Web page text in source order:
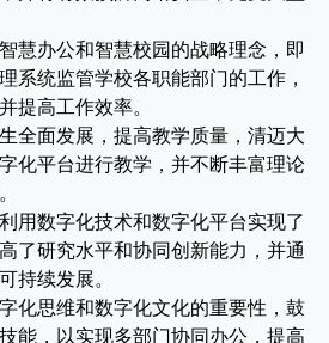
慧办公和智慧校园的战略理念，即
系统监管学校各职能部门的工作，
提高工作效率。
全面发展，提高教学质量，清迈大
化平台进行教学，并不断丰富理论
用数字化技术和数字化平台实现了
了研究水平和协同创新能力，并通
持续发展。
化思维和数字化文化的重要性，鼓
能，以实现多部门协同办公，提高